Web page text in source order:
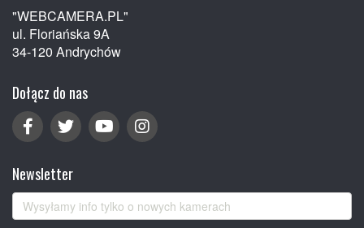
"WEBCAMERA.PL"
ul. Floriańska 9A
34-120 Andrychów
Dołącz do nas
Newsletter